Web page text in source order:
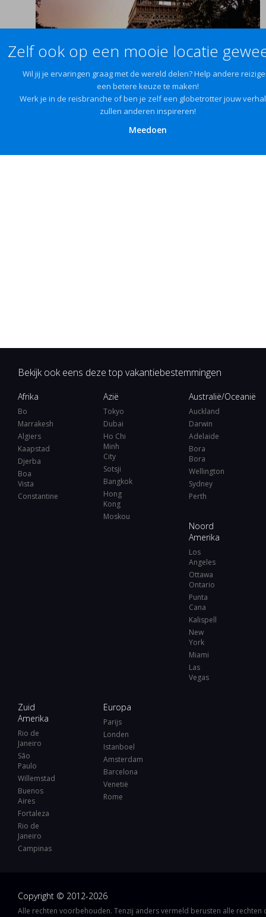
Zelf ook op een mooie locatie
Wil jij je ervaringen graag met de wereld delen? Help andere
een betere keuze te maken!
Werk je in de reisbranche of ben je zelf een globetrotter jouw
zullen anderen inspireren!
Meedoen
Bekijk ook eens deze top vakantiebestemmingen
Afrika
Bo
Marrakesh
Algiers
Kaapstad
Djerba
Boa
Vista
Constantine
Azië
Tokyo
Dubai
Ho Chi
Minh
City
Sotsji
Bangkok
Hong
Kong
Moskou
Australië/Oceanië
Auckland
Darwin
Adelaide
Bora
Bora
Wellington
Sydney
Perth
Noord
Amerika
Los
Angeles
Ottawa
Ontario
Punta
Cana
Kalispell
New
York
Miami
Las
Vegas
Zuid
Amerika
Rio de
Janeiro
São
Paulo
Willemstad
Buenos
Aires
Fortaleza
Rio de
Janeiro
Campinas
Europa
Parijs
Londen
Istanboel
Amsterdam
Barcelona
Venetië
Rome
Copyright © 2012-2026
Alle rechten voorbehouden. Tenzij anders vermeld berusten alle rechten